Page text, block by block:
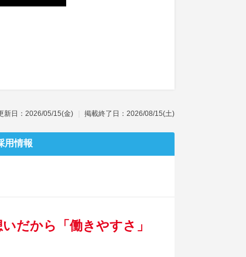
新日：2026/05/15(金) 掲載終了日：2026/08/15(土)
用情報
だから「働きやすさ」